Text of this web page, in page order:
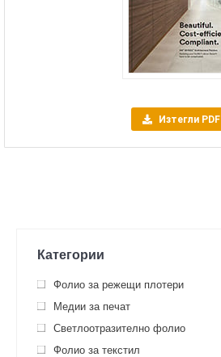
Изтегли PDF
Категории
Фолио за режещи плотери
Медии за печат
Светлоотразително фолио
Фолио за текстил